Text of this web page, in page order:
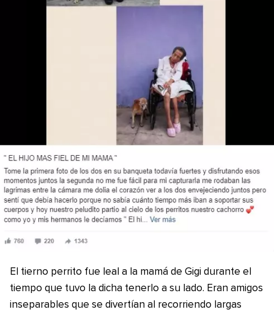
El tierno perrito fue leal a la mamá de Gigi durante el
tiempo que tuvo la dicha tenerlo a su lado. Eran amigos
inseparables que se divertían al recorriendo largas